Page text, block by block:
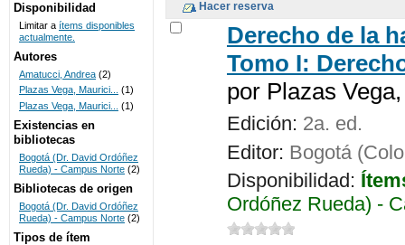
BIBLIOTECAS
UNICOC
Derecho de la
Tomo I:
por Plazas
Edición: 2a. ed.
Editor: Bogotá
Disponibilidad:
Ordóñez Rueda) -
Disponibilidad
Limitar a ítems disponibles
actualmente.
Autores
Amatucci, Andrea (2)
Plazas Vega, Maurici... (1)
Plazas Vega, Maurici...
(1)
Existencias en
bibliotecas
Bogotá (Dr. David Ordóñez
Rueda) - Campus Norte (2)
Bibliotecas de origen
Bogotá (Dr. David Ordóñez
Rueda) - Campus Norte (2)
Tipos de ítem